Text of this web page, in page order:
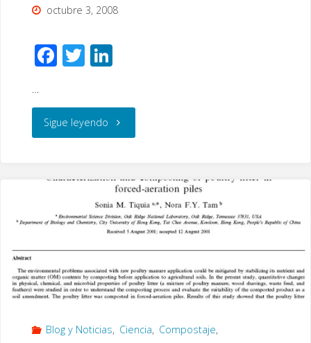
octubre 3, 2008
F
e
b
o
k
T
tt
er
Li
k
e
dI
…
Sigue leyendo"Reducción
olores
y
de
amonio
mediante
Blog y Noticias, Ciencia, Compostaje,